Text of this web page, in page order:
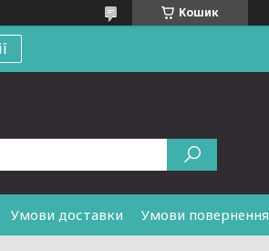
Кошик
Умови доставки Умови повернення